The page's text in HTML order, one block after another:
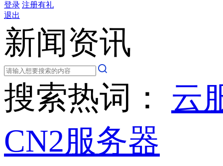
登录 注册有礼
退出
新闻资讯
搜索热词： 云
CN2服务器